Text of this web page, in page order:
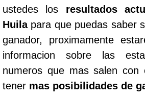
ustedes los resultados
Huilapara que puedas saber
ganador, proximamente
informacion sobre las
numeros que mas salen
tener mas posibilidades de